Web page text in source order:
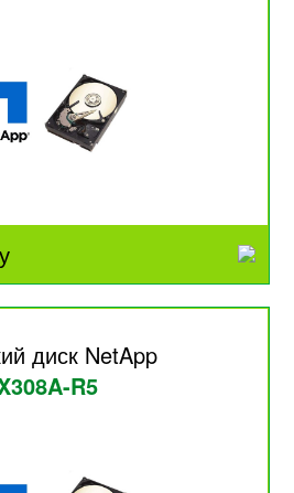
диск NetApp
R5